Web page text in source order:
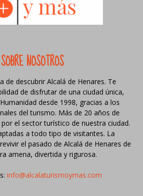
SOBRE NOSOTROS
de descubrir Alcalá de Henares. Te
de disfrutar de una ciudad única,
desde 1998, gracias a los
del turismo. Más de 20 años de
el sector turístico de nuestra ciudad.
a todo tipo de visitantes. La
el pasado de Alcalá de Henares de
amena, divertida y rigurosa.
info@alcalaturismoymas.com